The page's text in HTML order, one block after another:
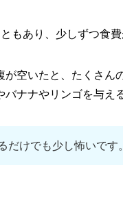
もあり、少しずつ食費
空いたと、たくさん
ナナやリンゴを与え
けでも少し怖いです。